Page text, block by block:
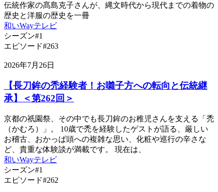
伝統作家の髙島克子さんが、縄文時代から現代までの着物の
歴史と洋服の歴史を一冊
和いWayテレビ
シーズン#1
エピソード#263
2026年7月26日
【長刀鉾の禿経験者！お囃子方への転向と伝統継
承】＜第262回＞
京都の祇園祭、その中でも長刀鉾のお稚児さんを支える「禿
（かむろ）」。 10歳で禿を経験したゲストが語る、厳しい
お稽古、おかっぱ頭への複雑な思い、化粧や巡行の辛さな
ど、貴重な体験談が満載です。 現在は、
和いWayテレビ
シーズン#1
エピソード#262